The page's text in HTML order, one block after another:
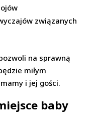
związanych
na sprawną
miłym
i jej gości.
baby